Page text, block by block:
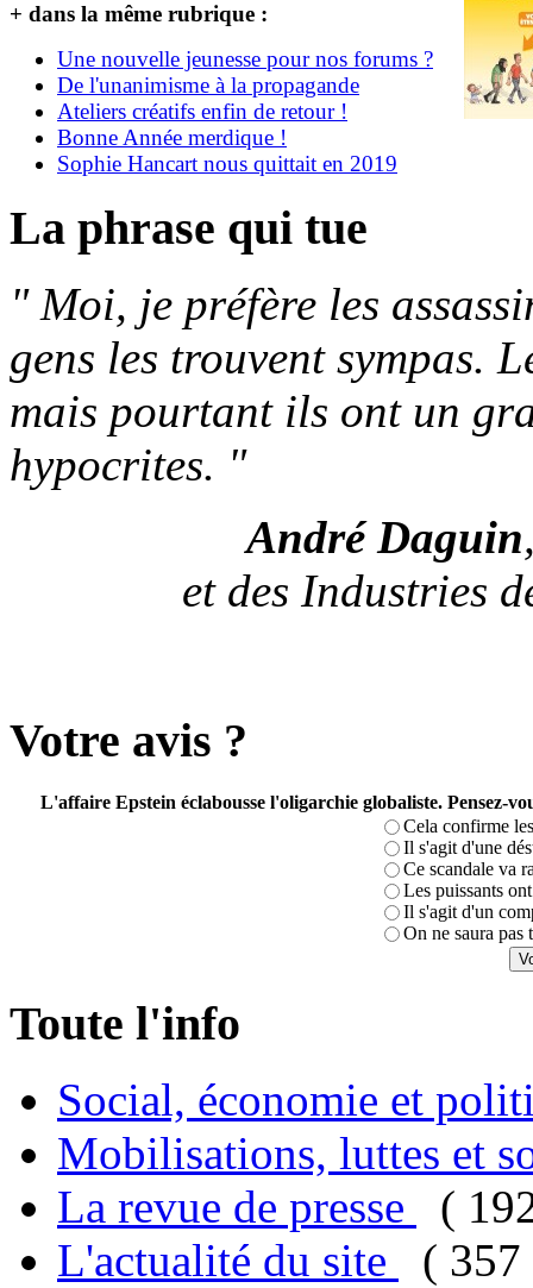
+ dans la même rubrique :
Une nouvelle jeunesse pour nos forums ?
De l'unanimisme à la propagande
Ateliers créatifs enfin de retour !
Bonne Année merdique !
Sophie Hancart nous quittait en 2019
La phrase qui tue
" Moi, je préfère les
gens les trouvent sympas.
mais pourtant ils ont un
hypocrites. "
André Daguin
et des Industries
Votre avis ?
L'affaire Epstein éclabousse l'oligarchie globaliste. Pensez-
Cela confirme
Il s'agit d'une
Ce scandale va
Les puissants
Il s'agit d'un
On ne saura pas
Toute l'info
Social, économie et
Mobilisations, luttes et
La revue de presse
(
L'actualité du site
( 357